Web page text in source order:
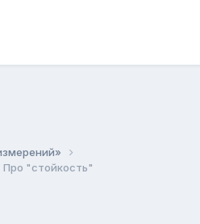
Про "стойкость"